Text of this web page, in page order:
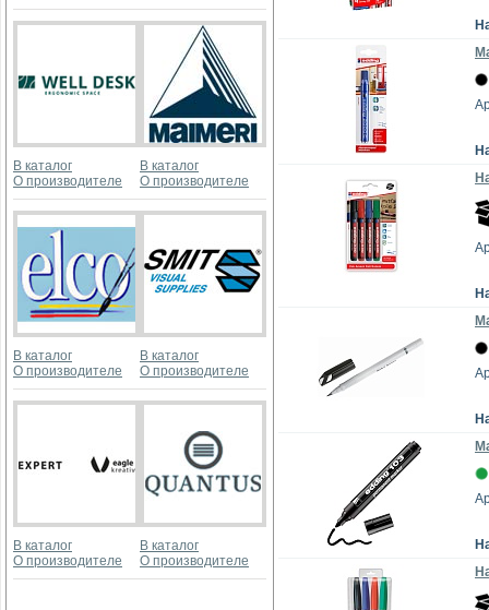
В каталог
О производителе
В каталог
О производителе
В каталог
О производителе
В каталог
О производителе
В каталог
О производителе
В каталог
О производителе